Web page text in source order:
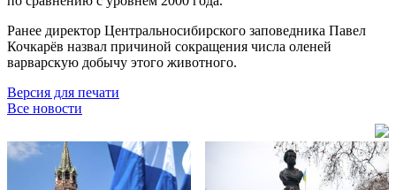
Ранее директор Центральносибирского заповедника Павел
Кочкарёв назвал причиной сокращения числа оленей
варварскую добычу этого животного.
Версия для печати
Все новости